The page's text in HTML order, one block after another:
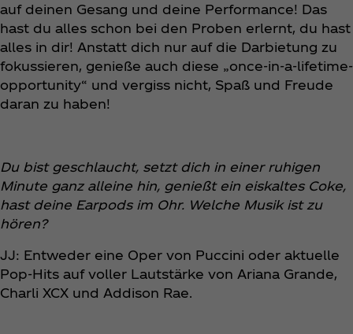
auf deinen Gesang und deine Performance! Das
hast du alles schon bei den Proben erlernt, du hast
alles in dir! Anstatt dich nur auf die Darbietung zu
fokussieren, genieße auch diese „once-in-a-lifetime-
opportunity“ und vergiss nicht, Spaß und Freude
daran zu haben!
Du bist geschlaucht, setzt dich in einer ruhigen
Minute ganz alleine hin, genießt ein eiskaltes Coke,
hast deine Earpods im Ohr. Welche Musik ist zu
hören?
JJ: Entweder eine Oper von Puccini oder aktuelle
Pop-Hits auf voller Lautstärke von Ariana Grande,
Charli XCX und Addison Rae.